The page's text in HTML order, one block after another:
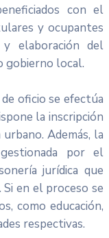
con el
y ocupantes
elaboración del
gobierno local.
oficio se efectúa
la inscripción
Además, la
por el
jurídica que
en el proceso se
como educación,
respectivas.